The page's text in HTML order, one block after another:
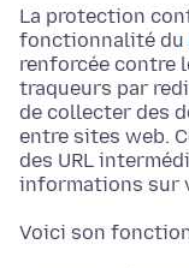
La protection
fonctionnalité du
renforcée contre
traqueurs par
de collecter des
entre sites web.
des URL
informations sur
Voici son